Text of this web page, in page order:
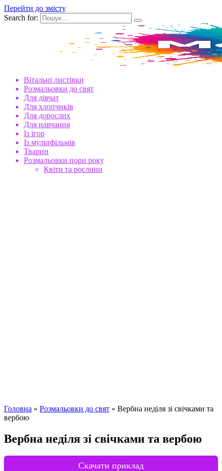
Перейти до змісту
Search for:
Вітальні листівки
Розмальовки до свят
Для дівчат
Для хлопчиків
Для дорослих
Для навчання
Із ігор
Із мультфільмів
Тварин
Розмальовки пори року
Квіти та рослини
Головна » Розмальовки до свят » Вербна неділя зі свічками та
вербою
Вербна неділя зі свічками та вербою
Скачати приклад